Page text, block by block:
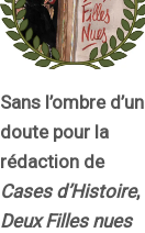
Sans l’ombre d’un
doute pour la
rédaction de
Cases d’Histoire,
Deux Filles nues